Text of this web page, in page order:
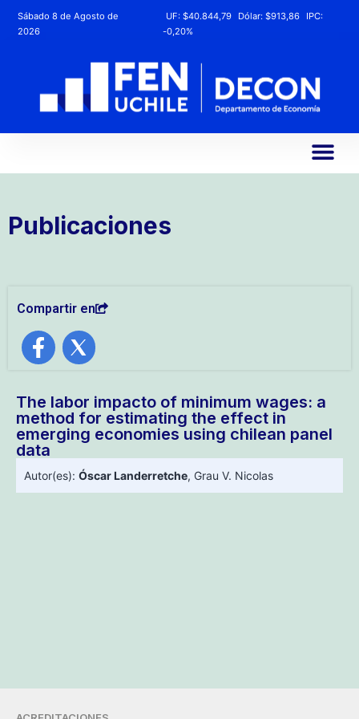
Sábado 8 de Agosto de
2026
UF:$40.844,79 Dólar:$913,86
IPC:
-0,20%
Publicaciones
Compartir en
The labor impacto of minimum wages: a
method for estimating the effect in
emerging economies using chilean panel
data
Autor(es): Óscar Landerretche, Grau V. Nicolas